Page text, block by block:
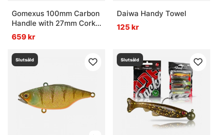
Gomexus 100mm Carbon
Handle with 27mm Cork
Knob
659 kr
Daiwa Handy Towel
125 kr
Slutsåld Slutsåld